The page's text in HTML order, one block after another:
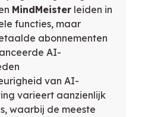
MindMeister leiden in
functies, maar
abonnementen
AI-
van AI-
varieert aanzienlijk
waarbij de meeste